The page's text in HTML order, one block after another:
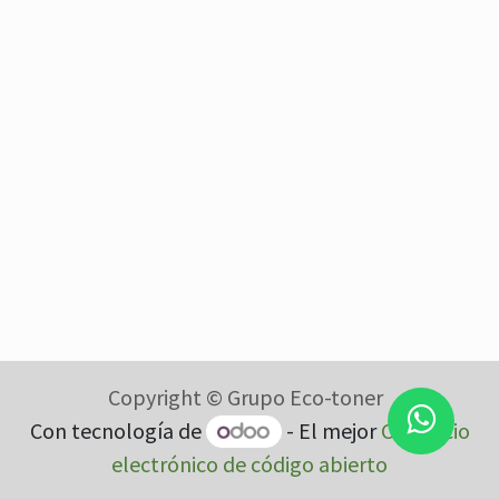
Copyright © Grupo Eco-toner
Con tecnología de
- El mejorComercio
electrónico de código abierto